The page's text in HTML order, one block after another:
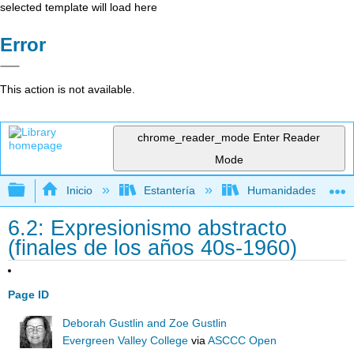
selected template will load here
Error
This action is not available.
chrome_reader_mode Enter Reader
Mode
Expandir/contraer jerarquía global
Inicio Estantería Humanidades
6.2: Expresionismo abstracto
(finales de los años 40s-1960)
Page ID
Deborah Gustlin and Zoe Gustlin
Evergreen Valley College viaASCCC Open